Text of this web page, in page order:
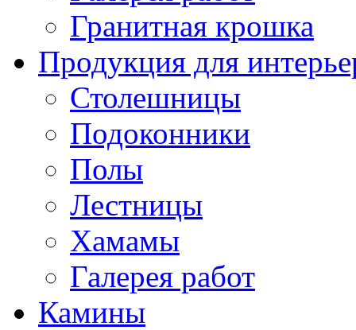
Гранитная крошка
Продукция для
Столешницы
Подоконники
Полы
Лестницы
Хамамы
Галерея работ
Камины